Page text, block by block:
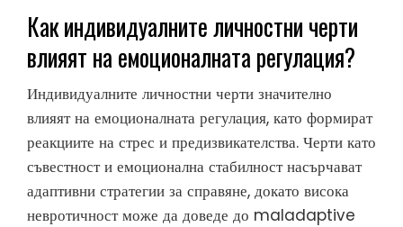
Как индивидуалните личностни черти
влияят на емоционалната регулация?
Индивидуалните личностни черти значително
влияят на емоционалната регулация, като формират
реакциите на стрес и предизвикателства. Черти като
съвестност и емоционална стабилност насърчават
адаптивни стратегии за справяне, докато висока
невротичност може да доведе до maladaptive